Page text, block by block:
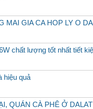
MAI GIA CA HOP LY O
chất lượng tốt nhất tiết
hiệu quả
QUÁN CÀ PHÊ Ở